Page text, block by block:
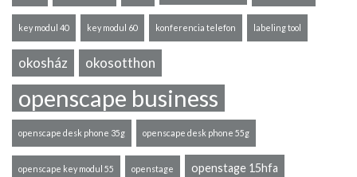
key modul 40 key modul 60 konferencia telefon labeling tool
okosház okosotthon
openscape business
openscape desk phone 35g openscape desk phone 55g
openscape key modul 55 openstage openstage 15hfa